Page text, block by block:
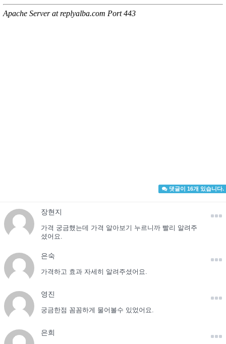
댓글이 16개 있습니다.
장현지
가격 궁금했는데 가격 알아보기 누르니까 빨리 알려주
셨어요.
은숙
가격하고 효과 자세히 알려주셨어요.
영진
궁금한점 꼼꼼하게 물어볼수 있었어요.
은희